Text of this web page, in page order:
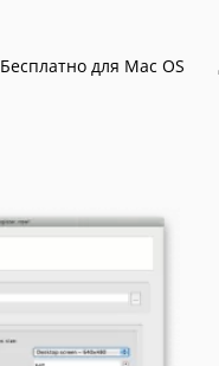
Бесплатно для Mac OS